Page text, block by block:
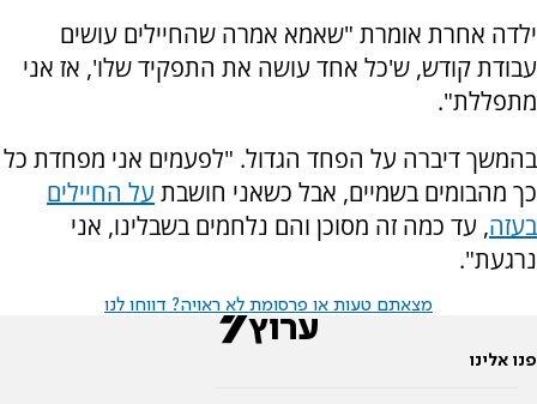
ילדה אחרת אומרת "שאמא אמרה שהחיילים עושים
עבודת קודש, ש'כל אחד עושה את התפקיד שלו', אז אני
מתפללת".
בהמשך דיברה על הפחד הגדול. "לפעמים אני מפחדת כל
כך מהבומים בשמיים, אבל כשאני חושבת על החיילים
בעזה, עד כמה זה מסוכן והם נלחמים בשבלינו, אני
נרגעת".
מצאתם טעות או פרסומת לא ראויה? דווחו לנו
פנו אלינו